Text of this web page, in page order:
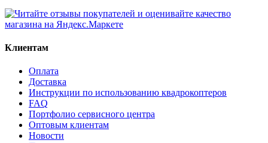
Клиентам
Оплата
Доставка
Инструкции по использованию квадрокоптеров
FAQ
Портфолио сервисного центра
Оптовым клиентам
Новости